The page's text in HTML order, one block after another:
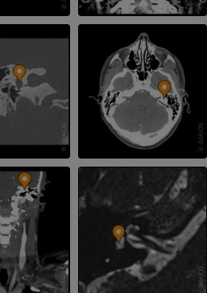
IRM de la cadera
IRM
IRM de la rodilla
IRM
PREMIUM
Artrografía de rodilla
Artrografía TC
PREMIUM
IRM del tobillo y retropié
IRM
PREMIUM